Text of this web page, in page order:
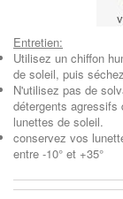
Entretien:
Utilisez un chiffon
de soleil, puis
N'utilisez pas de
détergents agressifs
lunettes de soleil.
conservez vos
entre -10° et +35°